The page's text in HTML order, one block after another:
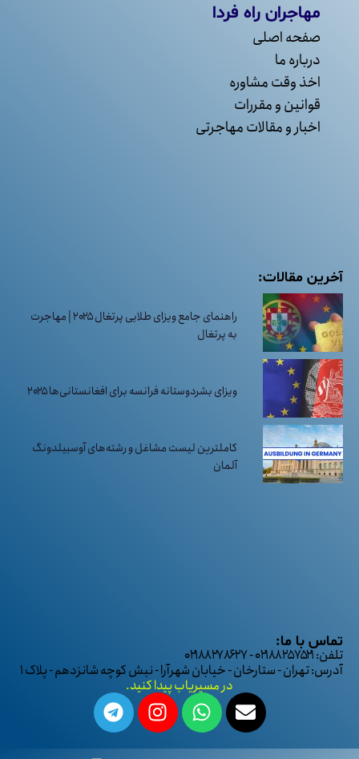
مهاجران راه فردا
صفحه اصلی
درباره ما
اخذ وقت مشاوره
قوانین و مقررات
اخبار و مقالات مهاجرتی
آخرین مقالات:
راهنمای جامع ویزای طلایی پرتغال ۲۰۲۵ | مهاجرت
به پرتغال
ویزای بشردوستانه فرانسه برای افغانستانی‌ها ۲۰۲۵
کاملترین لیست مشاغل و رشته‌های آوسبیلدونگ
آلمان
تماس با ما:
تلفن: ۰۲۱۸۸۲۵۷۵۲۱ - ۰۲۱۸۸۲۷۸۶۲۷
آدرس: تهران - ستارخان - خیابان شهرآرا - نبش کوچه شانزدهم - پلاک ۱
در مسیریاب پیدا کنید.